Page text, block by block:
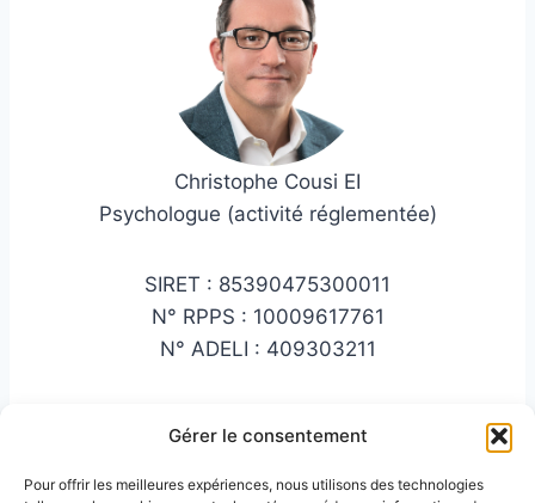
Gérer le consentement
Pour offrir les meilleures expériences, nous utilisons des technologies
Christophe Cousi EI
Psychologue (activité réglementée)
SIRET : 85390475300011
N° RPPS : 10009617761
N° ADELI : 409303211
Adresse administrative : 4, avenue du bourret –
(Aucune consultation n’est réalisée à cette